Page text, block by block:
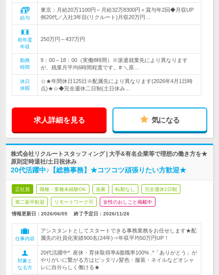
給与
東京：月給20万1100円～月給32万8300円＋賞与年2回◆月収UP
例20代／入社3年目(リクルート)月収20万円…
初年度
年収
250万円～437万円
勤務
時間
9：00～18：00（実働8時間）※派遣就業先により異なります
が、残業月平均6時間程度です。# ＼原…
休日
休暇
☆★年間休日125日※配属先により異なります(2026年4月1日時
点)★☆◆完全週休二日制(土日休み…
求人詳細を見る 気になる
株式会社リクルートスタッフィング | 大手&有名企業等で理想の働き方を★
原則定時退社/土日祝休み
20代活躍中♪【総務事務】★コツコツ頑張りたい方歓迎★
正社員 職種・業種未経験OK 急募 転勤なし 完全週休2日制
第二新卒歓迎 リモートワーク可 女性のおしごと掲載中
情報更新日：2026/06/05 終了予定日： 2026/11/26
仕事内容
アシスタントとしてスタートできる事務業務をお任せします★配
属先の社員化実績900名(24年)⇒年収平均50万円UP！
対象と
なる方
20代活躍中*. 産休・育休取得率&復職率100% .*「ありがとう」が
やりがいに繋がる方はピッタリ♪髪色・服装・ネイルなどオシャ
レに自分らしく働ける★